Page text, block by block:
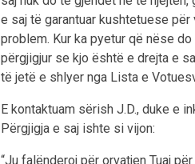
e saj të garantuar kushtetuese
problem. Kur ka pyetur që nëse
përgjigjur se kjo është e drejta e
të jetë e shlyer nga Lista e
E kontaktuam sërish J.D., duke e
Përgjigja e saj ishte si vijon:
“Ju falënderoj për orvatjen Tuaj